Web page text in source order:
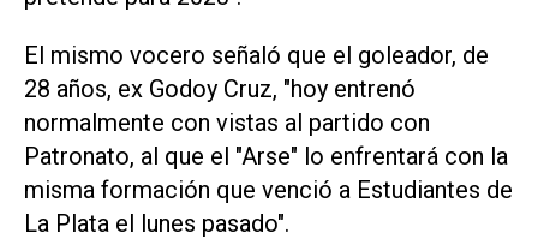
El mismo vocero señaló que el goleador, de
28 años, ex Godoy Cruz, "hoy entrenó
normalmente con vistas al partido con
Patronato, al que el "Arse" lo enfrentará con la
misma formación que venció a Estudiantes de
La Plata el lunes pasado".